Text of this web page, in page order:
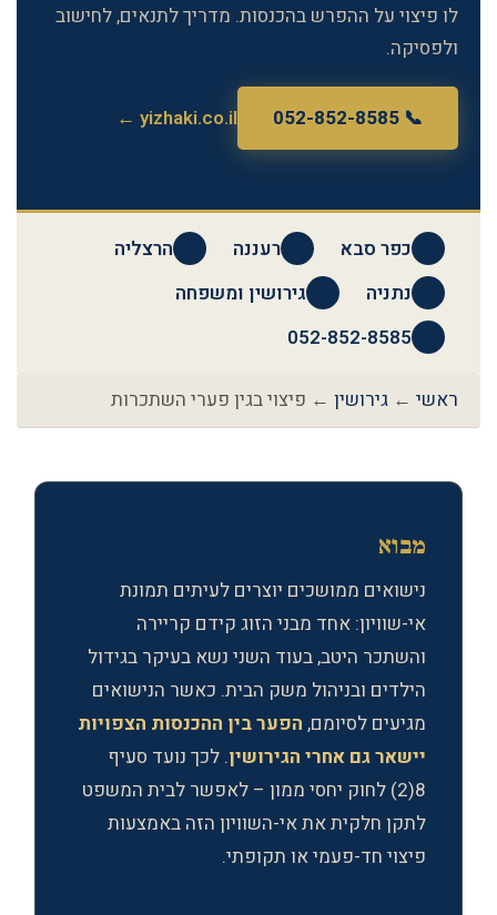
לו פיצוי על ההפרש בהכנסות. מדריך לתנאים, לחישוב
ולפסיקה.
📞 052-852-8585
yizhaki.co.il ←
כפר סבא רעננה הרצליה
נתניה גירושין ומשפחה
052-852-8585
ראשי ← גירושין ← פיצוי בגין פערי השתכרות
מבוא
נישואים ממושכים יוצרים לעיתים תמונת
אי-שוויון: אחד מבני הזוג קידם קריירה
והשתכר היטב, בעוד השני נשא בעיקר בגידול
הילדים ובניהול משק הבית. כאשר הנישואים
מגיעים לסיומם, הפער בין ההכנסות הצפויות
יישאר גם אחרי הגירושין. לכך נועד סעיף
8(2) לחוק יחסי ממון – לאפשר לבית המשפט
לתקן חלקית את אי-השוויון הזה באמצעות
פיצוי חד-פעמי או תקופתי.